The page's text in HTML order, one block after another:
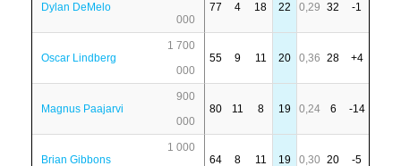
Dylan DeMelo
000
77 4 18 22 0,29 32 -1
Oscar Lindberg
1 700
000
55 9 11 20 0,36 28 +4
Magnus Paajarvi
900
000
80 11 8 19 0,24 6 -14
Brian Gibbons
1 000
64 8 11 19 0,30 20 -5